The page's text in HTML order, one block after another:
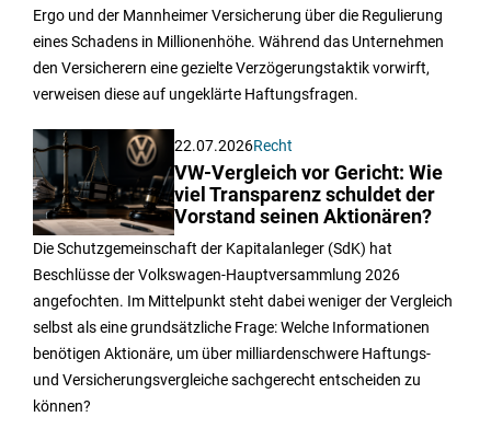
Ergo und der Mannheimer Versicherung über die Regulierung
eines Schadens in Millionenhöhe. Während das Unternehmen
den Versicherern eine gezielte Verzögerungstaktik vorwirft,
verweisen diese auf ungeklärte Haftungsfragen.
22.07.2026Recht
VW-Vergleich vor Gericht: Wie
viel Transparenz schuldet der
Vorstand seinen Aktionären?
Die Schutzgemeinschaft der Kapitalanleger (SdK) hat
Beschlüsse der Volkswagen-Hauptversammlung 2026
angefochten. Im Mittelpunkt steht dabei weniger der Vergleich
selbst als eine grundsätzliche Frage: Welche Informationen
benötigen Aktionäre, um über milliardenschwere Haftungs-
und Versicherungsvergleiche sachgerecht entscheiden zu
können?